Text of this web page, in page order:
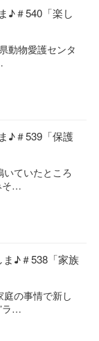
♪＃540「楽し
動物愛護センタ
♪＃539「保護
ていたところ
そ…
♪＃538「家族
の事情で新し
ラ…